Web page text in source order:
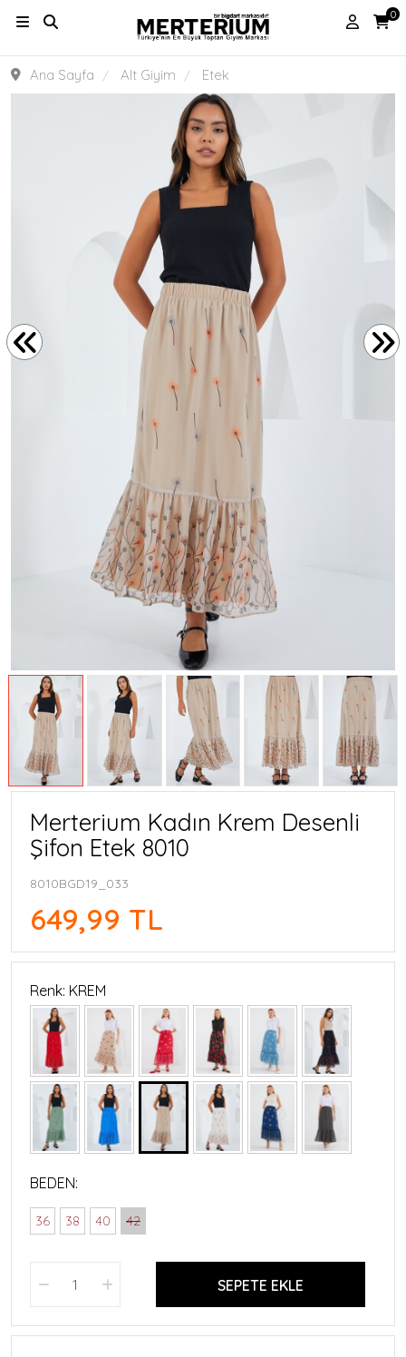
0
Ana Sayfa Alt Giyim Etek
Merterium Kadın Krem Desenli
Şifon Etek 8010
8010BGD19_033
649,99 TL
Renk: KREM
BEDEN:
36 38 40 42
SEPETE EKLE